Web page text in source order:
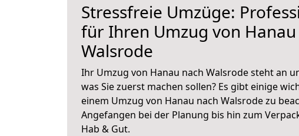
Stressfreie Umzüge:
für Ihren Umzug von Hanau
Walsrode
Ihr Umzug von Hanau nach Walsrode steht an
was Sie zuerst machen sollen? Es gibt einige
einem Umzug von Hanau nach Walsrode zu
Angefangen bei der Planung bis hin zum
Hab & Gut.